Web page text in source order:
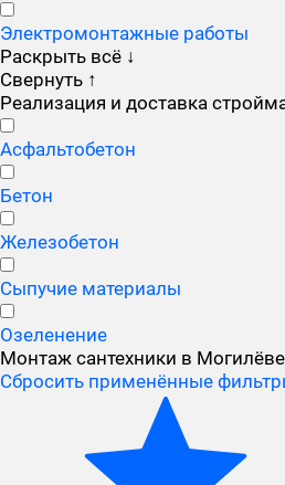
Электромонтажные работы
Раскрыть всё ↓
Свернуть ↑
Реализация и доставка
Асфальтобетон
Бетон
Железобетон
Сыпучие материалы
Озеленение
Монтаж сантехники в Могилёве
Сбросить применённые